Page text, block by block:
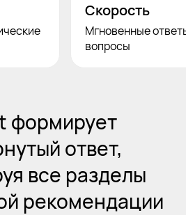
Скорость
Мгновенные
вопросы
формирует
ответ,
все разделы
рекомендации